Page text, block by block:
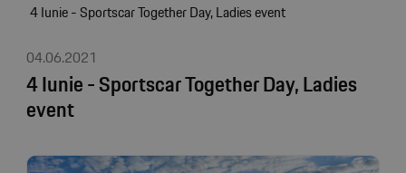
4 Iunie - Sportscar Together Day, Ladies event
04.06.2021
4 Iunie - Sportscar Together Day, Ladies
event